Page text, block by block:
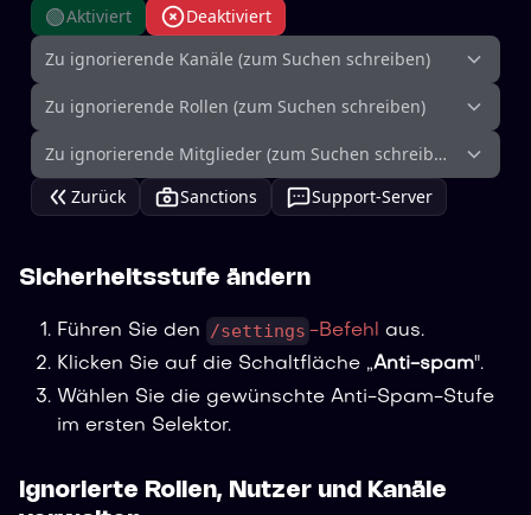
🟢Aktiviert
Deaktiviert
Zu ignorierende Kanäle (zum Suchen schreiben)
Zu ignorierende Rollen (zum Suchen schreiben)
Zu ignorierende Mitglieder (zum Suchen schreiben)
Zurück
Sanctions Support-Server
Sicherheitsstufe ändern
Führen Sie den /settings -Befehl aus.
Klicken Sie auf die Schaltfläche „Anti-spam".
Wählen Sie die gewünschte Anti-Spam-Stufe
im ersten Selektor.
Ignorierte Rollen, Nutzer und Kanäle